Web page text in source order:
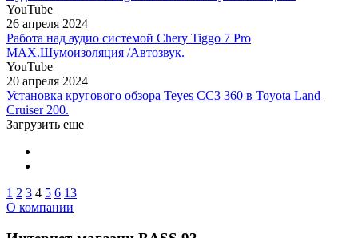
YouTube
26 апреля 2024
Работа над аудио системой Chery Tiggo 7 Pro
MAX.Шумоизоляция /Автозвук.
YouTube
20 апреля 2024
Установка кругового обзора Teyes CC3 360 в Toyota Land
Cruiser 200.
Загрузить еще
1 2 3 4 5 6 13
О компании